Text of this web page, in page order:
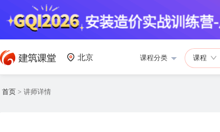
北京 课程分类 课程
首页 > 讲师详情